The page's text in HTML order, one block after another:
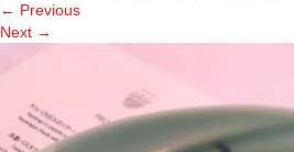
← Previous
Next →